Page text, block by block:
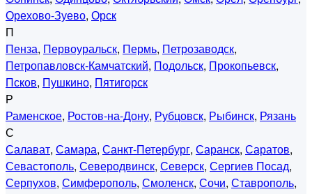
Орехово-Зуево, Орск
П
Пенза, Первоуральск, Пермь, Петрозаводск,
Петропавловск-Камчатский, Подольск, Прокопьевск,
Псков, Пушкино, Пятигорск
Р
Раменское, Ростов-на-Дону, Рубцовск, Рыбинск, Рязань
С
Салават, Самара, Санкт-Петербург, Саранск, Саратов,
Севастополь, Северодвинск, Северск, Сергиев Посад,
Серпухов, Симферополь, Смоленск, Сочи, Ставрополь,